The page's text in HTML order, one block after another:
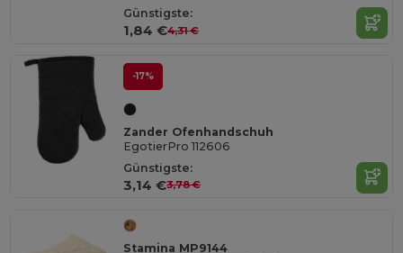
Günstigste:
1,84 €4,31 €
-17%
Zander Ofenhandschuh
EgotierPro 112606
Günstigste:
3,14 €3,78 €
Stamina MP9144